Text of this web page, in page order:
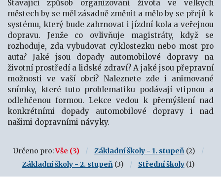
Stávající způsob organizování života ve velkých
městech by se měl zásadně změnit a mělo by se přejít k
systému, který bude zahrnovat i jízdní kola a veřejnou
dopravu. Jenže co ovlivňuje magistráty, když se
rozhoduje, zda vybudovat cyklostezku nebo most pro
auta? Jaké jsou dopady automobilové dopravy na
životní prostředí a lidské zdraví? A jaké jsou přepravní
možnosti ve vaší obci? Naleznete zde i animované
snímky, které tuto problematiku podávají vtipnou a
odlehčenou formou. Lekce vedou k přemýšlení nad
konkrétními dopady automobilové dopravy i nad
našimi dopravními návyky.
Určeno pro:Vše (3) Základní školy - 1. stupeň(2)
Základní školy - 2. stupeň(3) Střední školy(1)